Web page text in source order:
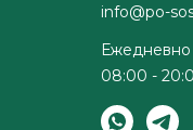
info@po-
Ежедневно
08:00 -